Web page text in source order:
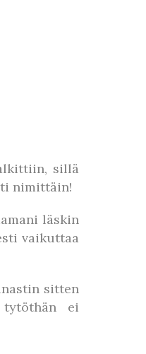
sillä
nimittäin!
läskin
vaikuttaa
sitten
tytöthän ei